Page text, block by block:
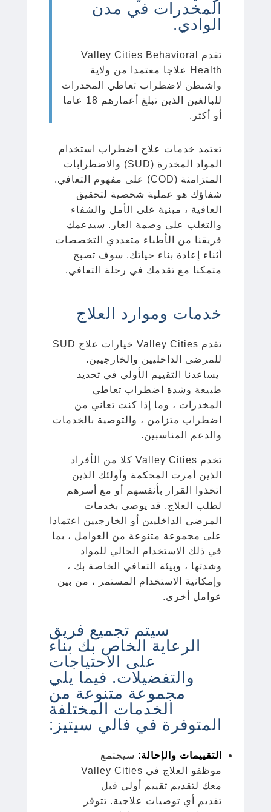
المخدرات في مدن
الوادي.
تقدم Valley Cities Behavioral
Health علاجا معتمدا من ولاية
واشنطن لاضطراب تعاطي المخدرات
للبالغين الذين تبلغ أعمارهم 18 عاما
أو أكثر.
تعتمد خدمات علاج اضطراب استخدام
المواد المخدرة (SUD) والاضطرابات
المتزامنة (COD) على مفهوم التعافي.
شفاؤك هو عملية شخصية لتحقيق
العافية ، مبنية على الأمل والشفاء
والتغلب على وصمة العار. سيدعمك
فريقنا من الأطباء متعددي التخصصات
أثناء إعادة بناء حياتك. سوف تصبح
متمكنا مع تقدمك في رحلة التعافي.
خدمات وموارد العلاج
تقدم Valley Cities خيارات علاج SUD
للمرضى الداخليين والخارجيين.
يساعدنا التقييم الأولي في تحديد
طبيعة وشدة اضطراب تعاطي
المخدرات ، وما إذا كنت تعاني من
اضطراب متزامن ، والتوصية بالخدمات
والدعم المناسبين.
تخدم Valley Cities كلا من الأفراد
الذين أمرت المحكمة وأولئك الذين
اتخذوا القرار بأنفسهم أو مع أسرهم
لطلب العلاج. قد يوصى بخدمات
المرضى الداخليين أو الخارجيين اعتمادا
على مجموعة متنوعة من العوامل ، بما
في ذلك الاستخدام الحالي للمواد
وشدتها ، وبيئة التعافي الخاصة بك ،
وإمكانية الاستخدام المستمر ، من بين
عوامل أخرى.
سيتم تجميع فريق
الرعاية الخاص بك بناء
على الاحتياجات
والتفضيلات. فيما يلي
مجموعة متنوعة من
الخدمات المختلفة
المتوفرة في فالي سيتيز:
التقييمات والإحالة: سيجتمع
موظفو العلاج في Valley Cities
معك لتقديم تقييم أولي قبل
تقديم أي توصيات علاجية. تتوفر